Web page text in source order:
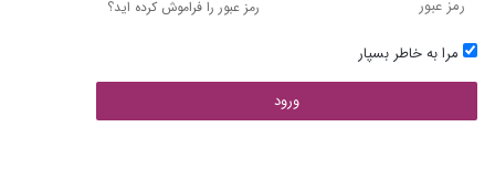
رمز عبور را فراموش کرده اید؟
مرا به خاطر بسپار
ورود